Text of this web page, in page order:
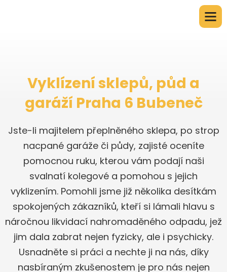
Vyklízení sklepů, půd a
garáží Praha 6 Bubeneč
Jste-li majitelem přeplněného sklepa, po strop
nacpané garáže či půdy, zajisté oceníte
pomocnou ruku, kterou vám podají naši
svalnatí kolegové a pomohou s jejich
vyklizením. Pomohli jsme již několika desítkám
spokojených zákazníků, kteří si lámali hlavu s
náročnou likvidací nahromaděného odpadu, jež
jim dala zabrat nejen fyzicky, ale i psychicky.
Usnadněte si práci a nechte ji na nás, díky
nasbíraným zkušenostem je pro nás nejen